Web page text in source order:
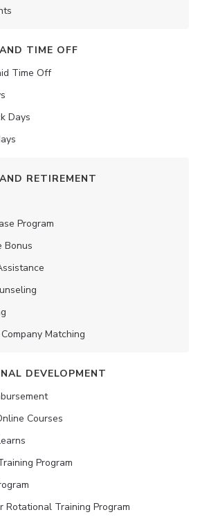
TIME OFF
Time Off
Days
RETIREMENT
Program
Bonus
Matching
DEVELOPMENT
Courses
Program
Rotational Training Program